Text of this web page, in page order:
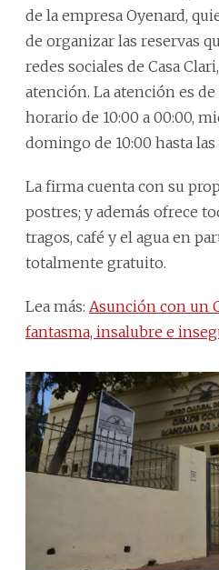
de la empresa Oyenard,
de organizar las reservas
redes sociales de Casa
atención. La atención es
horario de 10:00 a 00:00,
domingo de 10:00 hasta las
La firma cuenta con su
postres; y además ofrece
tragos, café y el agua en
totalmente gratuito.
Lea más: Asunción con un
fantasma, insalubre e